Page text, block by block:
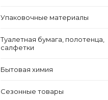
Упаковочные материалы
Туалетная бумага, полотенца,
салфетки
Бытовая химия
Сезонные товары